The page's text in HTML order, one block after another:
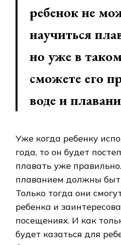
ребенок не
научиться
но уже в
сможете его
воде и
Уже когда ребенку
года, то он будет
плавать уже
плаванием должны
Только тогда они
ребенка и
посещениях. И как
будет казаться для